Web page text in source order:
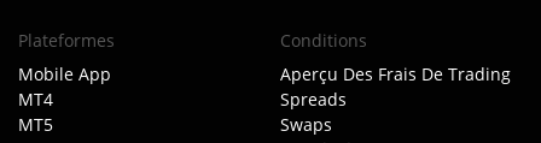
Plateformes
Mobile App
MT4
MT5
Conditions
Aperçu Des Frais De Trading
Spreads
Swaps